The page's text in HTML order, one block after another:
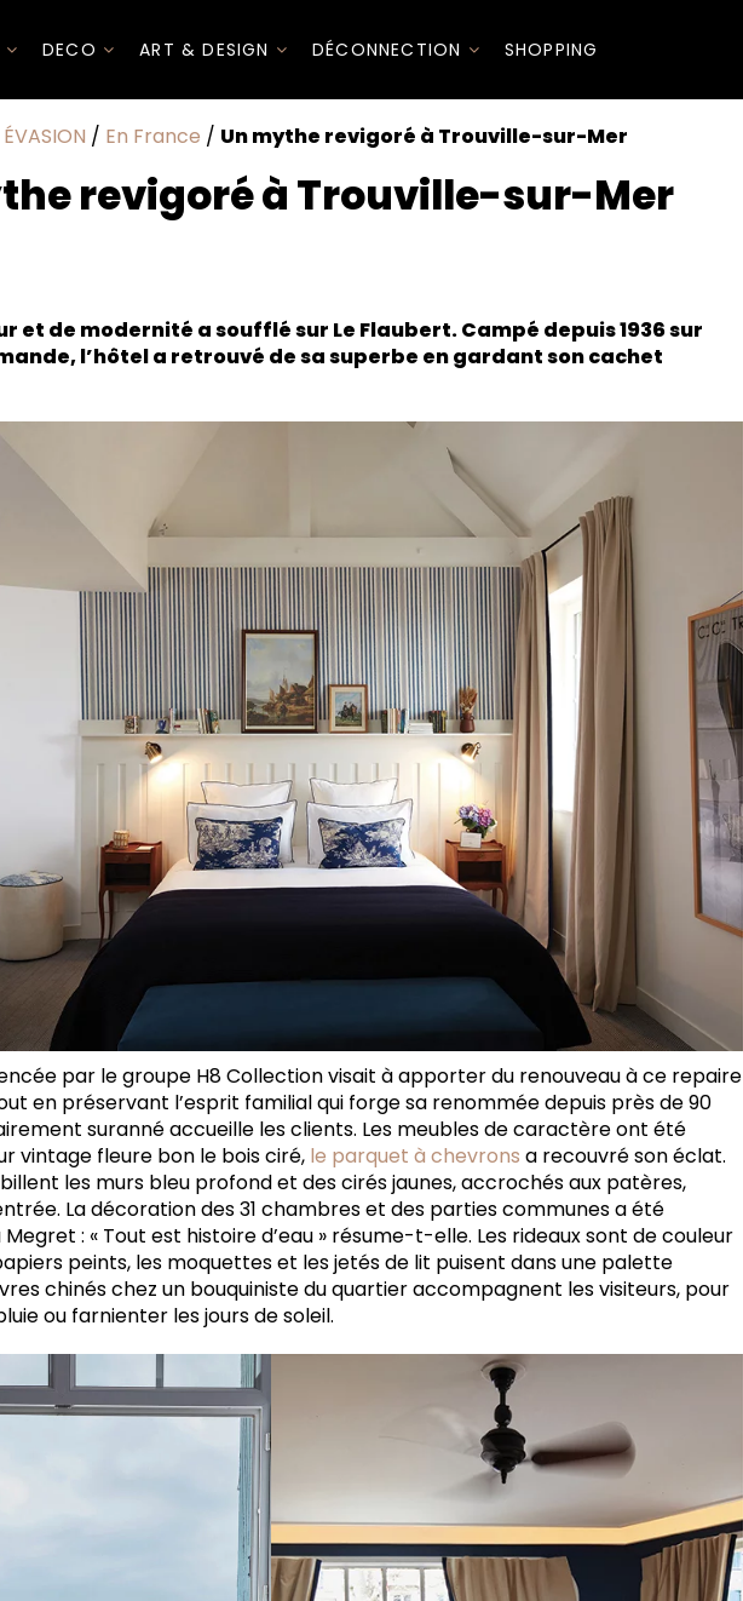
DECO ART & DESIGN DÉCONNECTION SHOPPING
ÉVASION / En France / Un mythe revigoré à Trouville-sur-Mer
revigoré à Trouville-sur-Mer
et de modernité a soufflé sur Le Flaubert. Campé depuis 1936 sur
l’hôtel a retrouvé de sa superbe en gardant son cachet
par le groupe H8 Collection visait à apporter du renouveau à ce repaire
en préservant l’esprit familial qui forge sa renommée depuis près de 90
suranné accueille les clients. Les meubles de caractère ont été
vintage fleure bon le bois ciré, le parquet à chevrons a recouvré son éclat.
les murs bleu profond et des cirés jaunes, accrochés aux patères,
La décoration des 31 chambres et des parties communes a été
: « Tout est histoire d’eau » résume-t-elle. Les rideaux sont de couleur
peints, les moquettes et les jetés de lit puisent dans une palette
chinés chez un bouquiniste du quartier accompagnent les visiteurs, pour
ou farnienter les jours de soleil.